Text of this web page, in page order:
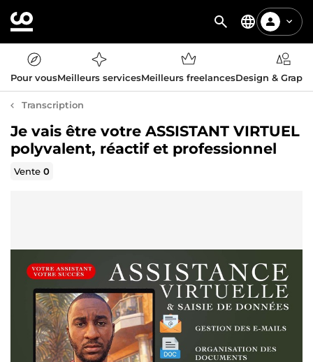
Pour vousMeilleurs servicesMeilleurs freelancesDesign &
Transcription
Je vais être votre ASSISTANT VIRTUEL
polyvalent, réactif et professionnel
Vente0